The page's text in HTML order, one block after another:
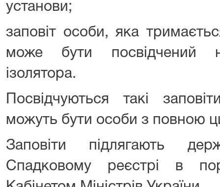
установи;
заповіт особи, яка
може бути посвідчений
ізолятора.
Посвідчуються такі
можуть бути особи з повною
Заповіти підлягають
Спадковому реєстрі в